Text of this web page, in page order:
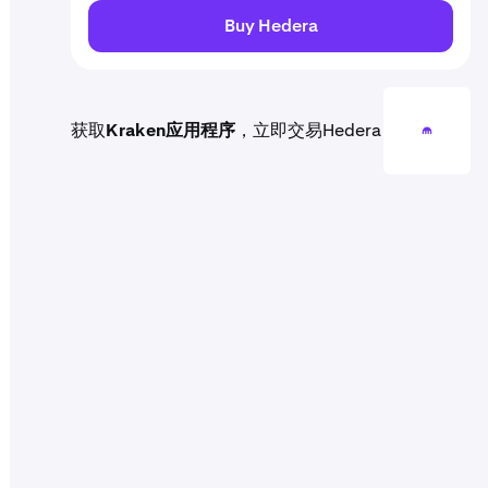
Buy Hedera
获取Kraken应用程序 ，立即交易Hedera